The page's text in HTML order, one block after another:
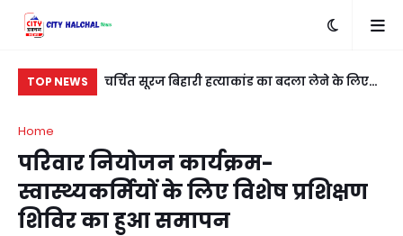
TOP NEWS
के साथ दो
चर्चित सूरज बिहारी हत्याकांड का बदला लेने के लिए
Home
परिवार नियोजन कार्यक्रम-
स्वास्थ्यकर्मियों के लिए विशेष प्रशिक्षण
शिविर का हुआ समापन